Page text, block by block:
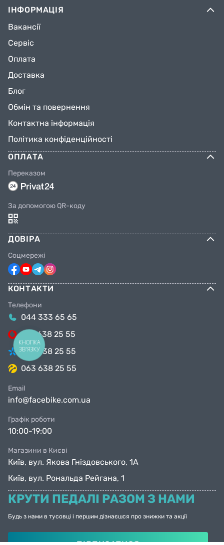
ІНФОРМАЦІЯ
Вакансії
Сервіс
Оплата
Доставка
Блог
Обмін та повернення
Контактна інформація
Політика конфіденційності
ОПЛАТА
Переказом
За допомогою QR-коду
ДОВІРА
Соцмережі
КОНТАКТИ
Телефони
044 333 65 65
099 638 25 55
098 638 25 55
063 638 25 55
Email
info@facebike.com.ua
Графік роботи
10:00-19:00
Магазини в Києві
Київ, вул. Якова Гніздовського, 1А
Київ, вул. Рональда Рейгана, 1
КРУТИ ПЕДАЛІ РАЗОМ З НАМИ
Будь з нами в тусовці і першим дізнаєшся про знижки та акції
КНОПКА
ЗВ'ЯЗКУ